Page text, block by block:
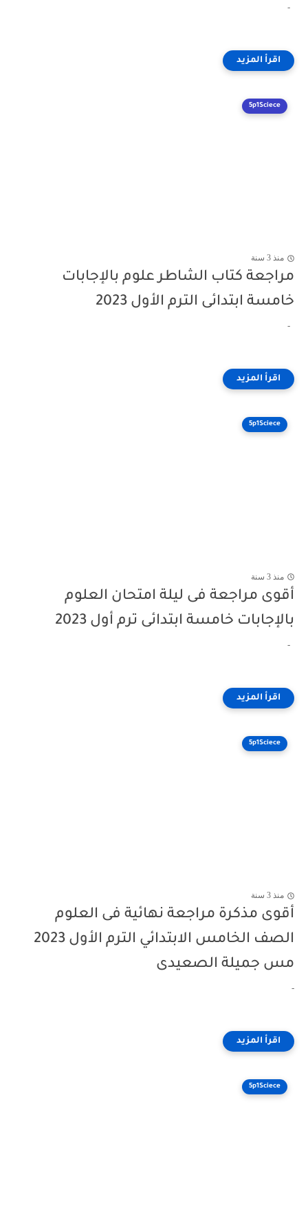
-
5p1Sciece
منذ 3 سنة
مراجعة كتاب الشاطر علوم بالإجابات
خامسة ابتدائى الترم الأول 2023
-
5p1Sciece
منذ 3 سنة
أقوى مراجعة فى ليلة امتحان العلوم
بالإجابات خامسة ابتدائى ترم أول 2023
-
5p1Sciece
منذ 3 سنة
أقوى مذكرة مراجعة نهائية فى العلوم
الصف الخامس الابتدائي الترم الأول 2023
مس جميلة الصعيدى
-
5p1Sciece